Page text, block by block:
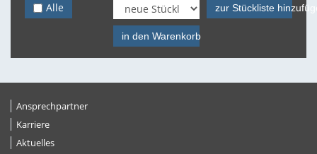
Alle zur Stückliste
in den Warenkorb
Ansprechpartner
Karriere
Aktuelles